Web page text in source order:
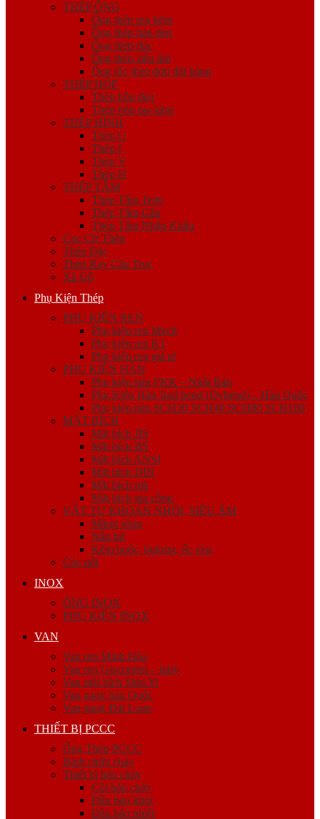
THÉP ỐNG
Ống thép mạ kẽm
Ống thép hàn đen
Ống thép đúc
Ống thép siêu âm
Ống lốc theo đơn đặt hàng
THÉP HỘP
Thép hộp đen
Thép hộp mạ kẽm
THÉP HÌNH
Thép U
Thép I
Thép V
Thép H
THÉP TẤM
Thép Tấm Trơn
Thép Tấm Gân
Thép Tấm Nhập Khẩu
Cọc Cừ Thép
Thép Đặc
Thép Ray Cầu Trục
Xà Gồ
Phụ Kiện Thép
PHỤ KIỆN REN
Phụ kiện ren Mech
Phụ kiện ren K1
Phụ kiện ren giá rẻ
PHỤ KIỆN HÀN
Phụ kiện hàn FKK – Nhật Bản
Phụ Kiện Hàn Jinil bend (Dybend) – Hàn Quốc
Phụ kiện hàn SCH20 SCH40 SCH80 SCH160
MẶT BÍCH
Mặt bích JIS
Mặt bích BS
Mặt bích ANSI
Mặt bích DIN
Mặt bích mù
Mặt bích gia công
VẬT TƯ KHOAN NHỒI, SIÊU ÂM
Măng sông
Nắp bịt
Kẽm buộc, bulong, ốc viss
Cóc nối
INOX
ỐNG INOX
PHỤ KIỆN INOX
VAN
Van ren Minh Hòa
Van ren Giacomini – Italy
Van mặt bích Shin Yi
Van gang hàn Quốc
Van gang Đài Loan
THIẾT BỊ PCCC
Ống Thép PCCC
Bình chữa cháy
Thiết bị báo cháy
Còi báo cháy
Đầu báo khói
Đầu báo nhiệt